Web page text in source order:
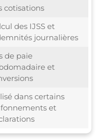
cotisations
des IJSS et
journalières
de paie
et
dans certains
et